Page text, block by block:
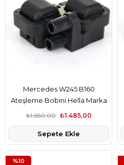
Mercedes W245 B160
Ateşleme Bobini Hella Marka
A0001587803
₺1.485,00
₺1.650,00
Sepete Ekle
%10